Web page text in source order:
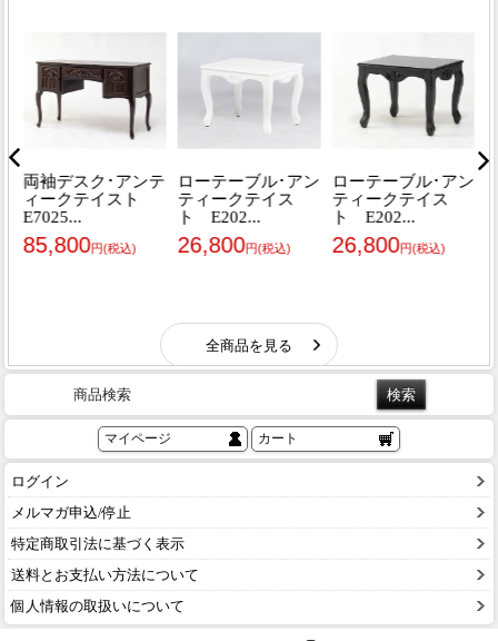
商品検索
マイページ カート
ログイン
メルマガ申込/停止
特定商取引法に基づく表示
送料とお支払い方法について
個人情報の取扱いについて